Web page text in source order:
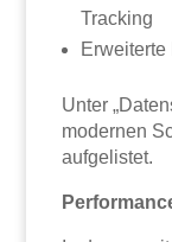
Tracking
Unter
modernen
aufgelistet.